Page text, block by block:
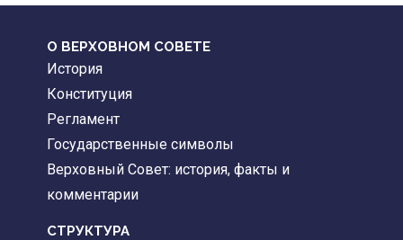
О ВЕРХОВНОМ СОВЕТЕ
История
Конституция
Регламент
Государственные символы
Верховный Совет: история, факты и
комментарии
CТРУКТУРА